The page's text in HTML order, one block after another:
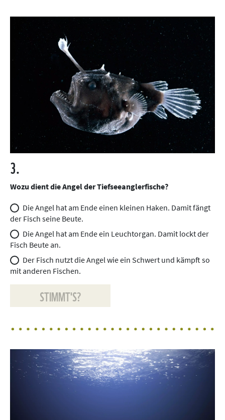
3.
Wozu dient die Angel der Tiefseeanglerfische?
Die Angel hat am Ende einen kleinen Haken. Damit fängt
der Fisch seine Beute.
Die Angel hat am Ende ein Leuchtorgan. Damit lockt der
Fisch Beute an.
Der Fisch nutzt die Angel wie ein Schwert und kämpft so
mit anderen Fischen.
STIMMT'S?